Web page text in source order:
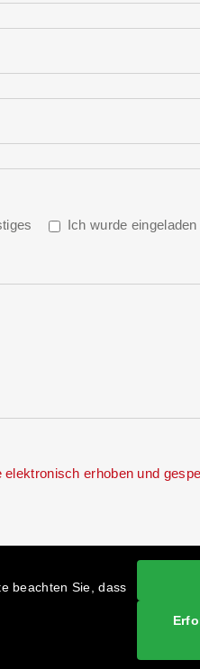
Ich wurde
erhoben und
beachten Sie, dass